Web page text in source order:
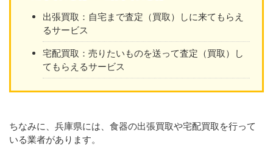
出張買取：自宅まで査定（買取）しに来てもらえ
るサービス
宅配買取：売りたいものを送って査定（買取）し
てもらえるサービス
ちなみに、兵庫県には、食器の出張買取や宅配買取を行って
いる業者があります。